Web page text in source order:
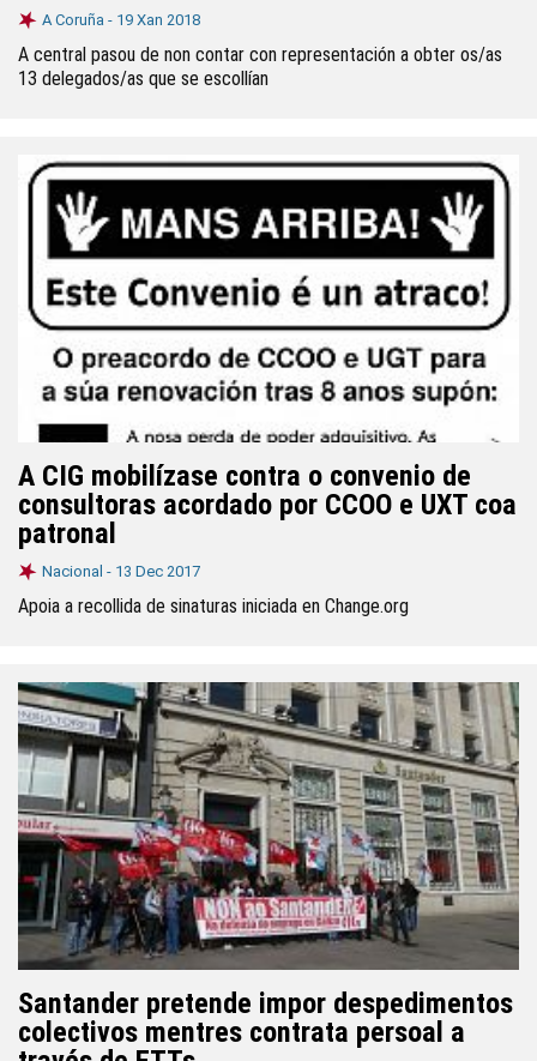
A Coruña - 19 Xan 2018
A central pasou de non contar con representación a obter os/as
13 delegados/as que se escollían
A CIG mobilízase contra o convenio de
consultoras acordado por CCOO e UXT coa
patronal
Nacional - 13 Dec 2017
Apoia a recollida de sinaturas iniciada en Change.org
Santander pretende impor despedimentos
colectivos mentres contrata persoal a